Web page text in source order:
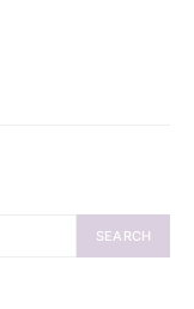
SEARCH